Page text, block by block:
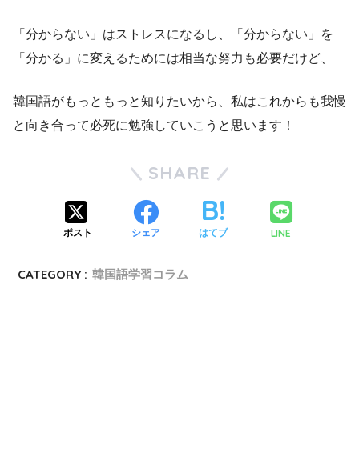
「分からない」はストレスになるし、「分からない」を
「分かる」に変えるためには相当な努力も必要だけど、
韓国語がもっともっと知りたいから、私はこれからも我慢
と向き合って必死に勉強していこうと思います！
SHARE
ポスト シェア はてブ LINE
CATEGORY : 韓国語学習コラム